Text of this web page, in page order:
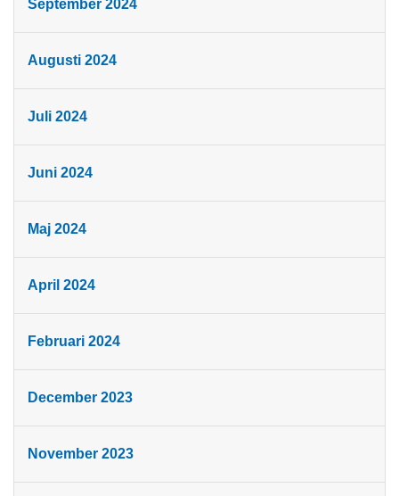
September 2024
Augusti 2024
Juli 2024
Juni 2024
Maj 2024
April 2024
Februari 2024
December 2023
November 2023